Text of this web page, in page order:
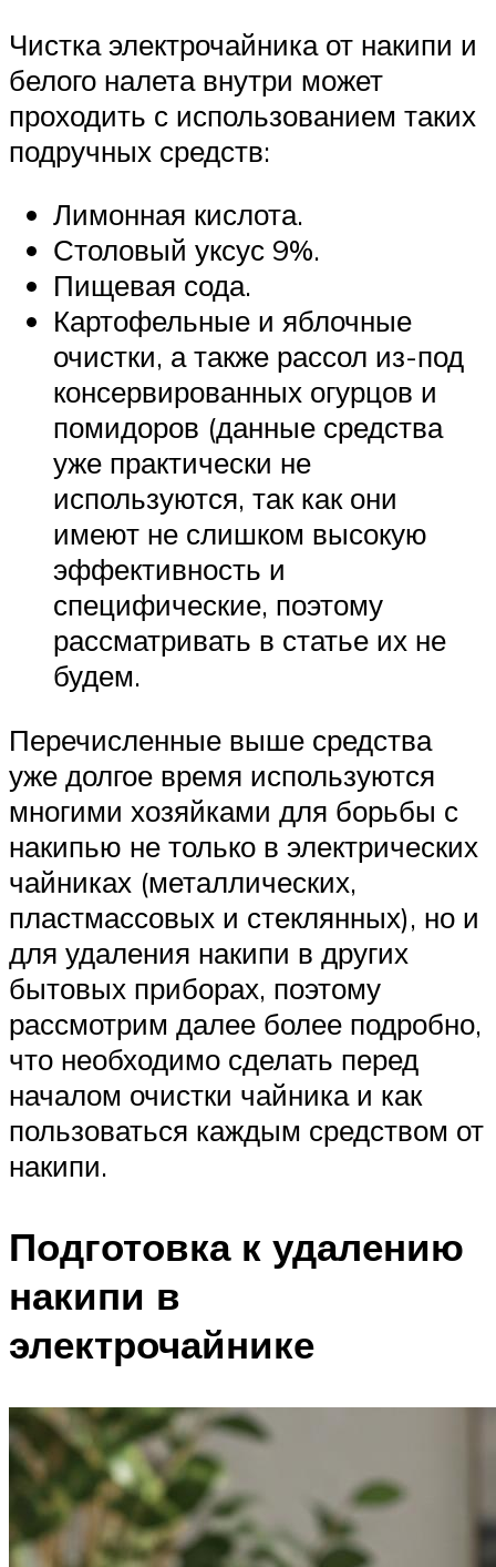
Чистка электрочайника от накипи и
белого налета внутри может
проходить с использованием таких
подручных средств:
Лимонная кислота.
Столовый уксус 9%.
Пищевая сода.
Картофельные и яблочные
очистки, а также рассол из-под
консервированных огурцов и
помидоров (данные средства
уже практически не
используются, так как они
имеют не слишком высокую
эффективность и
специфические, поэтому
рассматривать в статье их не
будем.
Перечисленные выше средства
уже долгое время используются
многими хозяйками для борьбы с
накипью не только в электрических
чайниках (металлических,
пластмассовых и стеклянных), но и
для удаления накипи в других
бытовых приборах, поэтому
рассмотрим далее более подробно,
что необходимо сделать перед
началом очистки чайника и как
пользоваться каждым средством от
накипи.
Подготовка к удалению
накипи в
электрочайнике